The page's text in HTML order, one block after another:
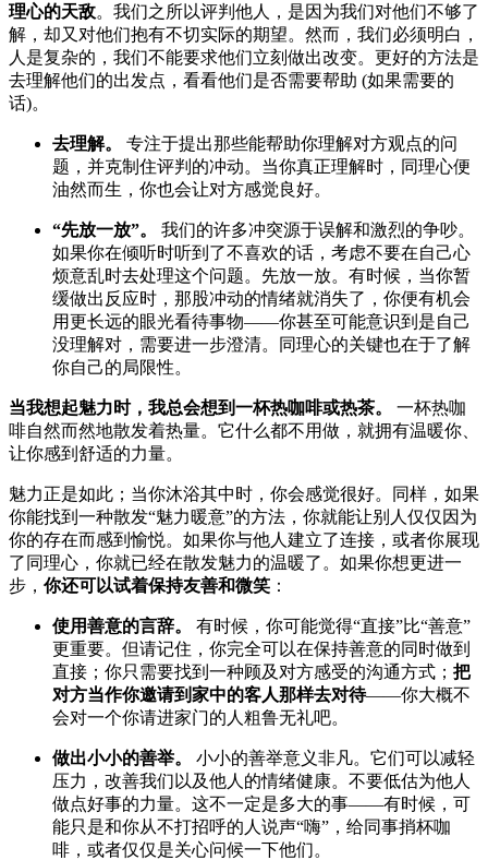
理心的天敌。我们之所以评判他人，是因为我们对他们不够了
解，却又对他们抱有不切实际的期望。然而，我们必须明白，
人是复杂的，我们不能要求他们立刻做出改变。更好的方法是
去理解他们的出发点，看看他们是否需要帮助 (如果需要的
话)。
去理解。
专注于提出那些能帮助你理解对方观点的问
题，并克制住评判的冲动。当你真正理解时，同理心便
油然而生，你也会让对方感觉良好。
“先放一放”。
我们的许多冲突源于误解和激烈的争吵。
如果你在倾听时听到了不喜欢的话，考虑不要在自己心
烦意乱时去处理这个问题。先放一放。有时候，当你暂
缓做出反应时，那股冲动的情绪就消失了，你便有机会
用更长远的眼光看待事物——你甚至可能意识到是自己
没理解对，需要进一步澄清。同理心的关键也在于了解
你自己的局限性。
当我想起魅力时，我总会想到一杯热咖啡或热茶。
一杯热咖
啡自然而然地散发着热量。它什么都不用做，就拥有温暖你、
让你感到舒适的力量。
魅力正是如此；当你沐浴其中时，你会感觉很好。同样，如果
你能找到一种散发“魅力暖意”的方法，你就能让别人仅仅因为
你的存在而感到愉悦。如果你与他人建立了连接，或者你展现
了同理心，你就已经在散发魅力的温暖了。如果你想更进一
步， 你还可以试着保持友善和微笑 ：
使用善意的言辞。
有时候，你可能觉得“直接”比“善意”
更重要。但请记住，你完全可以在保持善意的同时做到
直接；你只需要找到一种顾及对方感受的沟通方式； 把
对方当作你邀请到家中的客人那样去对待——你大概不
会对一个你请进家门的人粗鲁无礼吧。
做出小小的善举。
小小的善举意义非凡。它们可以减轻
压力，改善我们以及他人的情绪健康。不要低估为他人
做点好事的力量。这不一定是多大的事——有时候，可
能只是和你从不打招呼的人说声“嗨”，给同事捎杯咖
啡，或者仅仅是关心问候一下他们。